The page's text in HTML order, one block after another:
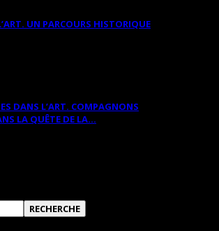
UN PARCOURS HISTORIQUE
DANS L’ART. COMPAGNONS
LA QUÊTE DE LA...